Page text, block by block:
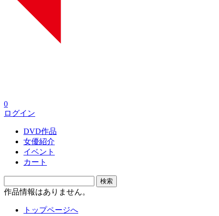
0
ログイン
DVD作品
女優紹介
イベント
カート
作品情報はありません。
トップページへ